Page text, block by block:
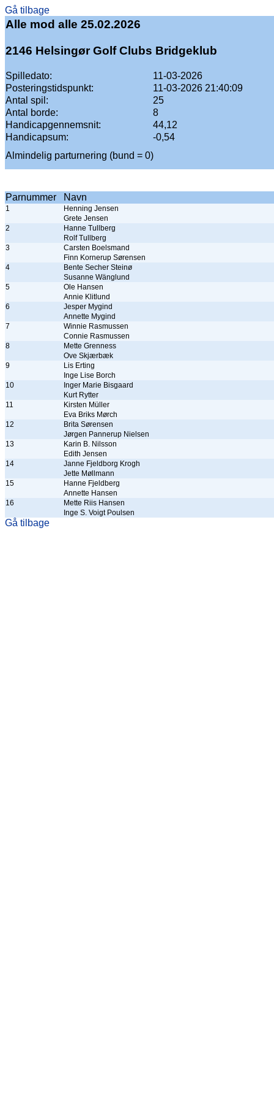
Gå tilbage
Alle mod alle 25.02.2026
2146 Helsingør Golf Clubs Bridgeklub
Spilledato:
11-03-2026
Posteringstidspunkt:
11-03-2026 21:40:09
Antal spil:
25
Antal borde:
8
Handicapgennemsnit:
44,12
Handicapsum:
-0,54
Almindelig parturnering (bund = 0)
Parnummer Navn
1
Henning Jensen
Grete Jensen
2
Hanne Tullberg
Rolf Tullberg
3
Carsten Boelsmand
Finn Kornerup Sørensen
4
Bente Secher Steinø
Susanne Wänglund
5
Ole Hansen
Annie Klitlund
6
Jesper Mygind
Annette Mygind
7
Winnie Rasmussen
Connie Rasmussen
8
Mette Grenness
Ove Skjærbæk
9
Lis Erting
Inge Lise Borch
10
Inger Marie Bisgaard
Kurt Rytter
11
Kirsten Müller
Eva Briks Mørch
12
Brita Sørensen
Jørgen Pannerup Nielsen
13
Karin B. Nilsson
Edith Jensen
14
Janne Fjeldborg Krogh
Jette Møllmann
15
Hanne Fjeldberg
Annette Hansen
16
Mette Riis Hansen
Inge S. Voigt Poulsen
Gå tilbage